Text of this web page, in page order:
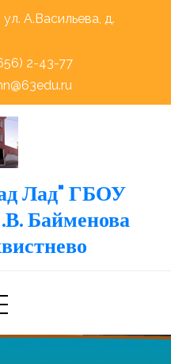
А.Васильева, д.
2-43-77
Лад" ГБОУ
Байменова